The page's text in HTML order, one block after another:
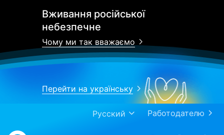
Вживання російської
небезпечне
Чому ми так вважаємо
Перейти на українську
Работодателю
Русский